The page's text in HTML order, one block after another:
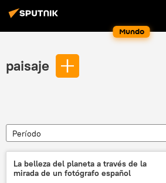
Mundo
paisaje
Período
La belleza del planeta a través de la
mirada de un fotógrafo español